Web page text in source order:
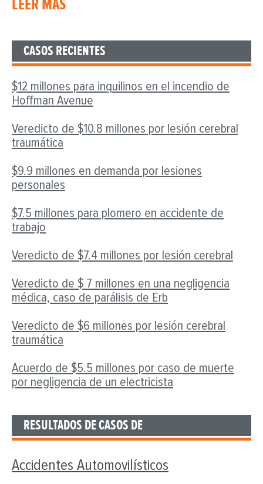
CASOS RECIENTES
$12 millones para inquilinos en el incendio de
Hoffman Avenue
Veredicto de $10.8 millones por lesión cerebral
traumática
$9.9 millones en demanda por lesiones
personales
$7.5 millones para plomero en accidente de
trabajo
Veredicto de $7.4 millones por lesión cerebral
Veredicto de $ 7 millones en una negligencia
médica, caso de parálisis de Erb
Veredicto de $6 millones por lesión cerebral
traumática
Acuerdo de $5.5 millones por caso de muerte
por negligencia de un electricista
RESULTADOS DE CASOS DE
Accidentes Automovilísticos
LEER MÁS